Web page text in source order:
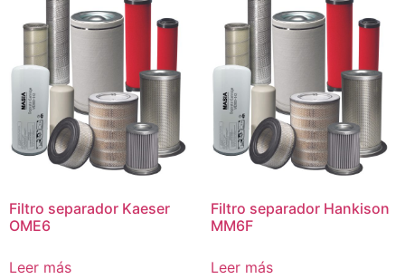
Filtro separador Kaeser
OME6
Leer más
Filtro separador Hankison
MM6F
Leer más